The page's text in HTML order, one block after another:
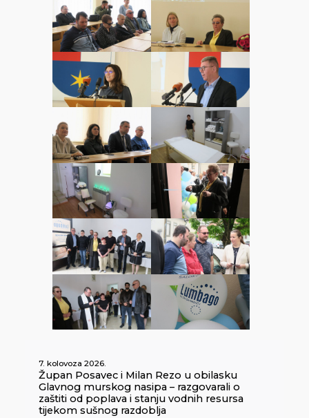
7. kolovoza 2026.
Župan Posavec i Milan Rezo u obilasku
Glavnog murskog nasipa – razgovarali o
zaštiti od poplava i stanju vodnih resursa
tijekom sušnog razdoblja